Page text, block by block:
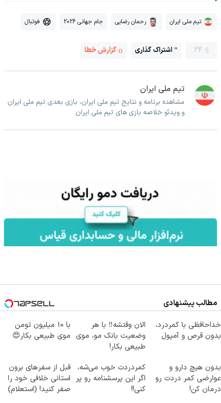
تیم ملی ایران رحمان رضایی جام جهانی 2026 فوتبال
24 اشتراک گذاری گزارش خطا
تیم ملی ایران
مشاهده برنامه و نتایج تیم ملی ایران، بازی بعدی تیم ملی ایران
و ویدئو خلاصه بازی های تیم ملی ایران
مطالب پیشنهادی
خداحافظی با کمردرد،
بدون قرص و آمپول
الان وقتشه‼️ با هر
وضعیت بانک مو، موی
طبیعی بکار!
با 10 میلیون تومن
موی طبیعی بکار😍
بدون هیچ دارو و
عوارضی کمر دردت رو
درمان کن!
کمردردت خوب می‌شه،
اگر این پرسشنامه رو پر
کنی!!
قبل از سفرهای برون
استانی خلافی خود را
صفر کنید! (استعلام)